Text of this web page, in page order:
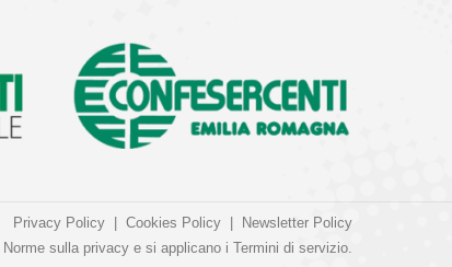
Privacy Policy Cookies Policy
Newsletter Policy
Norme sulla privacy e si applicano i Termini di servizio